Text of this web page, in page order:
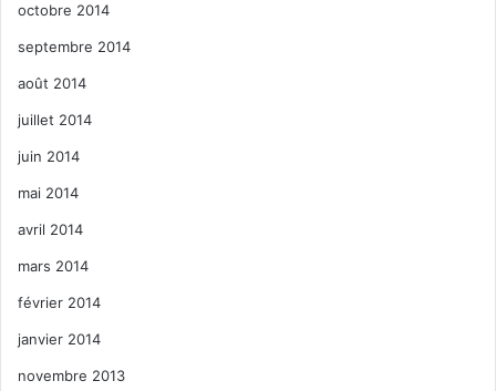
octobre 2014
septembre 2014
août 2014
juillet 2014
juin 2014
mai 2014
avril 2014
mars 2014
février 2014
janvier 2014
novembre 2013